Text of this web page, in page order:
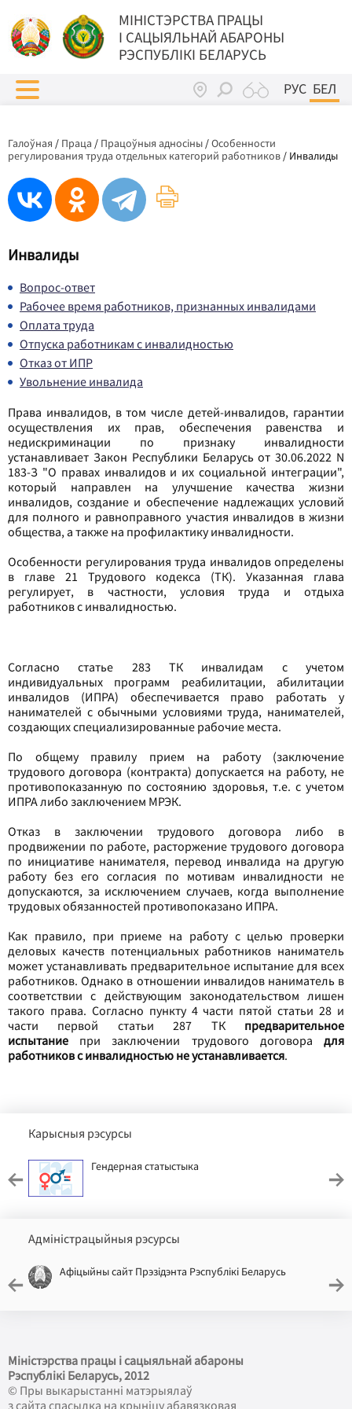
МIНIСТЭРСТВА ПРАЦЫ
I САЦЫЯЛЬНАЙ АБАРОНЫ
РЭСПУБЛІКІ БЕЛАРУСЬ
РУС БЕЛ
Галоўная / Праца / Працоўныя адносіны /Особенности
регулирования труда отдельных категорий работников / Инвалиды
Инвалиды
Вопрос-ответ
Рабочее время работников, признанных инвалидами
Оплата труда
Отпуска работникам с инвалидностью
Отказ от ИПР
Увольнение инвалида
Права инвалидов, в том числе детей-инвалидов, гарантии
осуществления их прав, обеспечения равенства и
недискриминации по признаку инвалидности
устанавливает Закон Республики Беларусь от 30.06.2022 N
183-З "О правах инвалидов и их социальной интеграции",
который направлен на улучшение качества жизни
инвалидов, создание и обеспечение надлежащих условий
для полного и равноправного участия инвалидов в жизни
общества, а также на профилактику инвалидности.
Особенности регулирования труда инвалидов определены
в главе 21 Трудового кодекса (ТК). Указанная глава
регулирует, в частности, условия труда и отдыха
работников с инвалидностью.
Согласно статье 283 ТК инвалидам с учетом
индивидуальных программ реабилитации, абилитации
инвалидов (ИПРА) обеспечивается право работать у
нанимателей с обычными условиями труда, нанимателей,
создающих специализированные рабочие места.
По общему правилу прием на работу (заключение
трудового договора (контракта) допускается на работу, не
противопоказанную по состоянию здоровья, т.е. с учетом
ИПРА либо заключением МРЭК.
Отказ в заключении трудового договора либо в
продвижении по работе, расторжение трудового договора
по инициативе нанимателя, перевод инвалида на другую
работу без его согласия по мотивам инвалидности не
допускаются, за исключением случаев, когда выполнение
трудовых обязанностей противопоказано ИПРА.
Как правило, при приеме на работу с целью проверки
деловых качеств потенциальных работников наниматель
может устанавливать предварительное испытание для всех
работников. Однако в отношении инвалидов наниматель в
соответствии с действующим законодательством лишен
такого права. Согласно пункту 4 части пятой статьи 28 и
части первой статьи 287 ТК предварительное
испытание при заключении трудового договора для
работников с инвалидностью не устанавливается.
Карысныя рэсурсы
Гендерная статыстыка
Адміністрацыйныя рэсурсы
Афіцыйны сайт Прэзідэнта Рэспублікі Беларусь
Міністэрства працы і сацыяльнай абароны
Рэспублікі Беларусь, 2012
© Пры выкарыстанні матэрыялаў
з сайта спасылка на крыніцу абавязковая